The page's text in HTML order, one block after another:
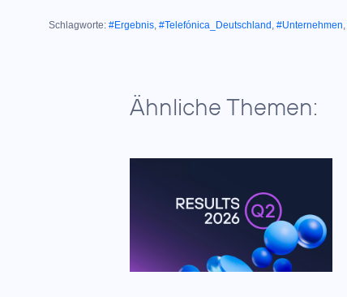
Schlagworte: #Ergebnis #Telefónica_Deutschland #Unternehmen
Ähnliche Themen: